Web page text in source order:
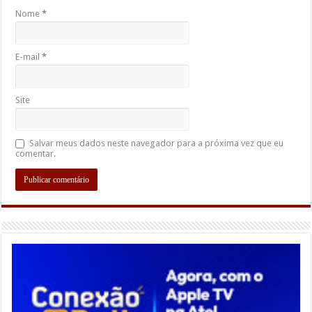
Nome*
E-mail*
Site
Salvar meus dados neste navegador para a próxima vez que eu
comentar.